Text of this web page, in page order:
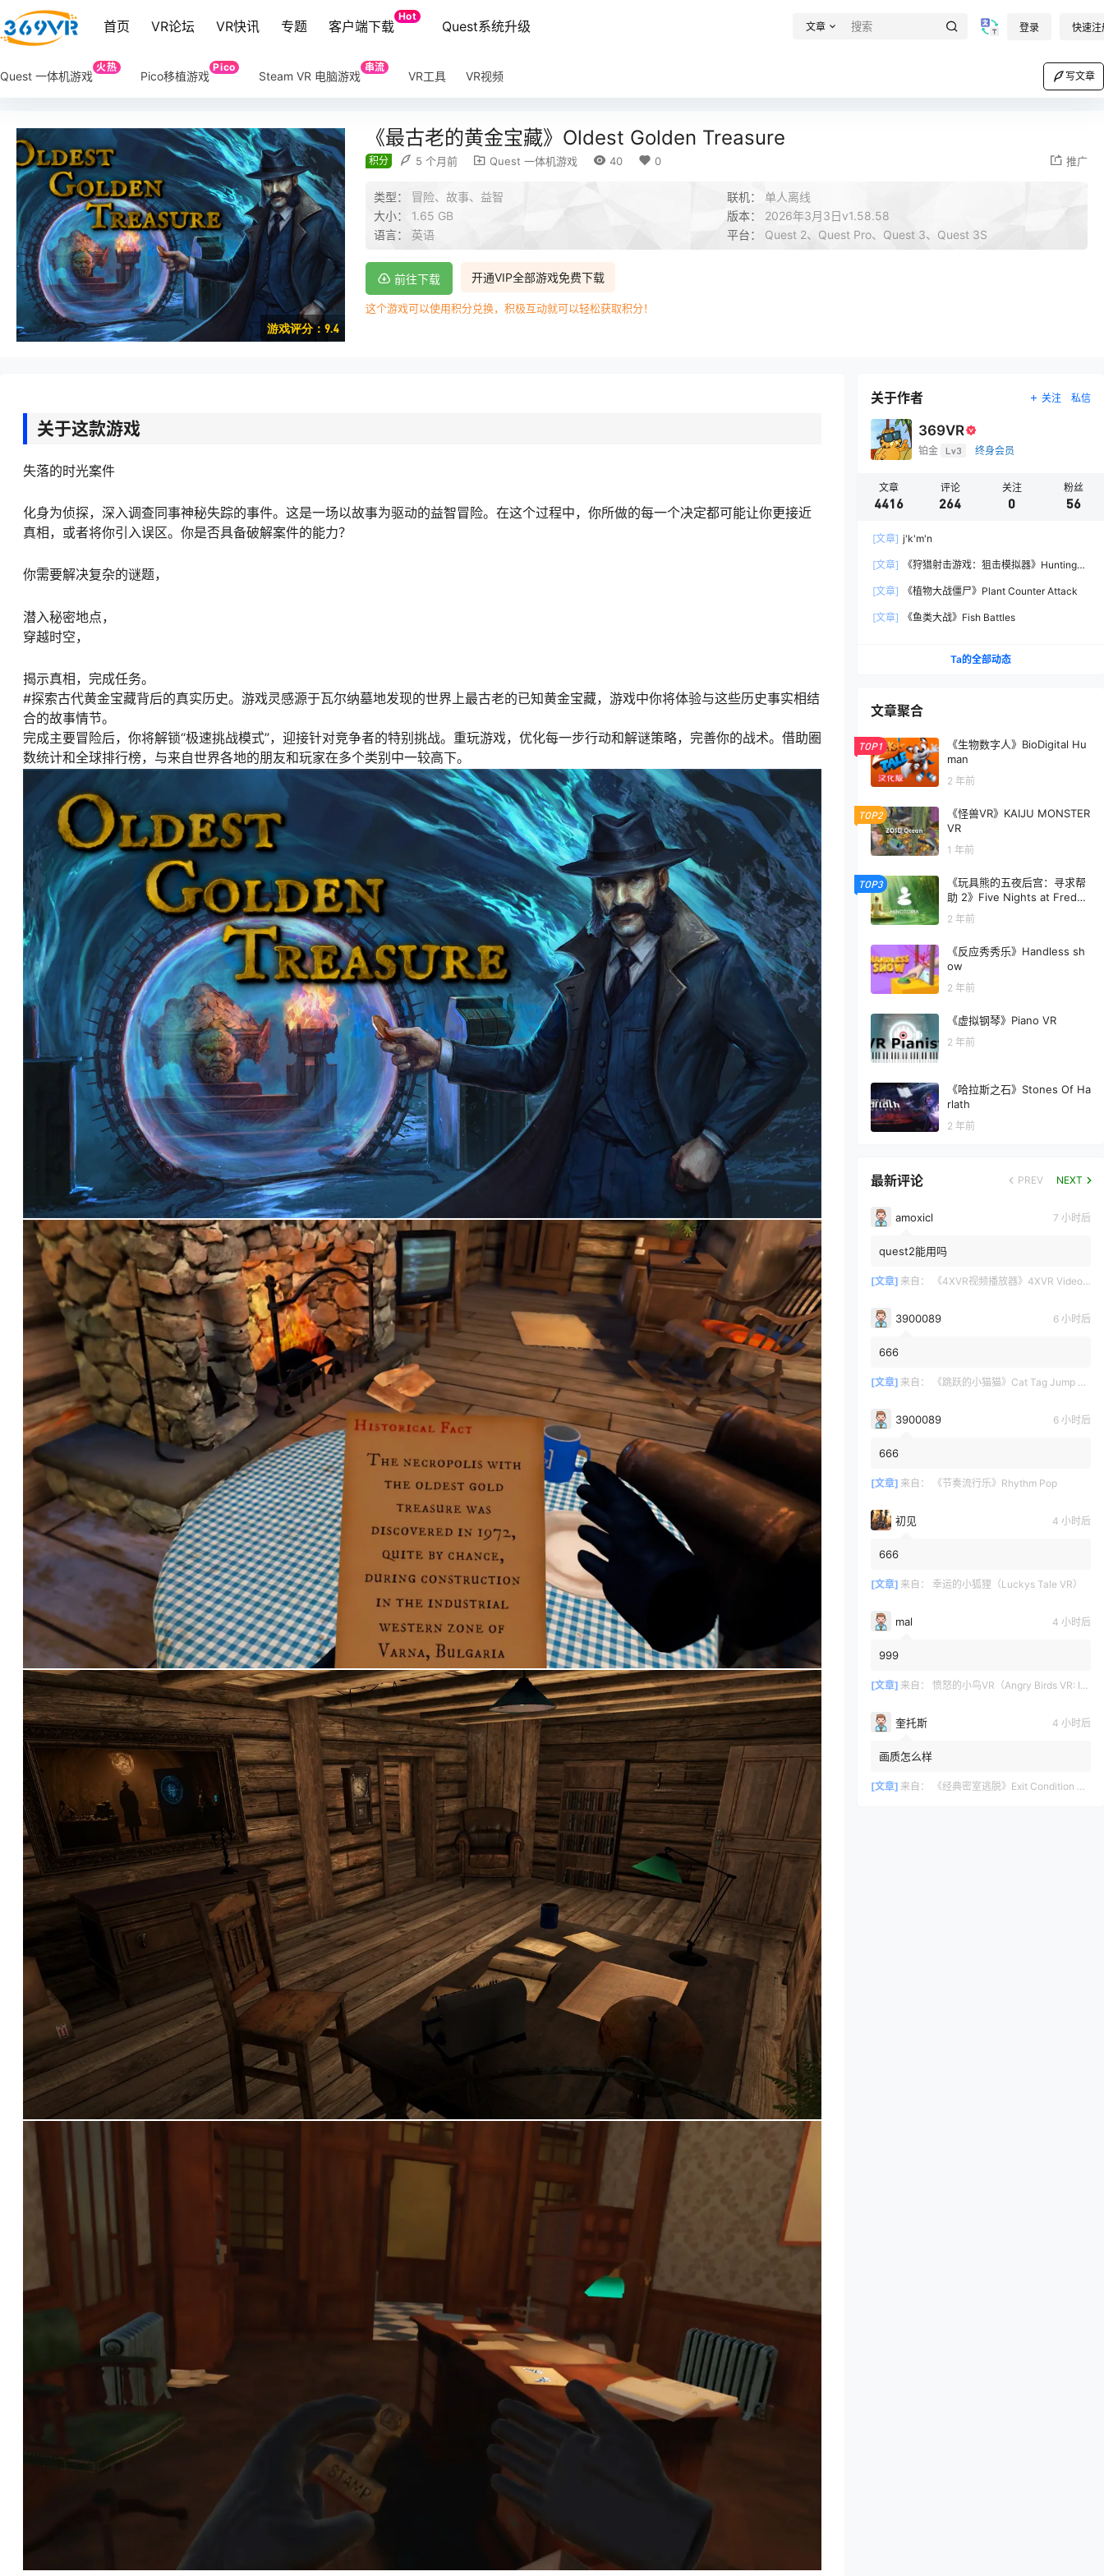
首页 VR论坛 VR快讯 专题 客户端下载
Hot
Quest系统升级 文章 登录 快速注
Quest 一体机游戏
火热
Pico移植游戏
Pico
Steam VR 电脑游戏
串流
VR工具 VR视频 写文章
游戏评分：9.4
《最古老的黄金宝藏》Oldest Golden Treasure
积分 5 个月前 Quest 一体机游戏 40 0 推广
类型： 冒险、故事、益智 联机： 单人离线
大小： 1.65 GB 版本： 2026年3月3日v1.58.58
语言： 英语 平台： Quest 2、Quest Pro、Quest 3、Quest 3S
开通VIP全部游戏免费下载
前往下载
这个游戏可以使用积分兑换，积极互动就可以轻松获取积分！
关于这款游戏
失落的时光案件
化身为侦探，深入调查同事神秘失踪的事件。这是一场以故事为驱动的益智冒险。在这个过程中，你所做的每一个决定都可能让你更接近
真相，或者将你引入误区。你是否具备破解案件的能力？
你需要解决复杂的谜题，
潜入秘密地点，
穿越时空，
揭示真相，完成任务。
#探索古代黄金宝藏背后的真实历史。游戏灵感源于瓦尔纳墓地发现的世界上最古老的已知黄金宝藏，游戏中你将体验与这些历史事实相结
合的故事情节。
完成主要冒险后，你将解锁“极速挑战模式”，迎接针对竞争者的特别挑战。重玩游戏，优化每一步行动和解谜策略，完善你的战术。借助圈
数统计和全球排行榜，与来自世界各地的朋友和玩家在多个类别中一较高下。
关于作者 关注 私信
369VR
铂金 Lv3 终身会员
文章
4416
评论
264
关注
0
粉丝
56
[文章] j'k'm'n
[文章]
《狩猎射击游戏：狙击模拟器》Hunting
[文章]
《植物大战僵尸》Plant Counter Attack
[文章] 《鱼类大战》Fish Battles
Ta的全部动态
文章聚合
TOP1
《生物数字人》BioDigital Hu
man
2 年前
TOP2
《怪兽VR》KAIJU MONSTER
VR
1 年前
TOP3
《玩具熊的五夜后宫：寻求帮
助 2》Five Nights at Freddy
s: Help Wanted 2
2 年前
《反应秀秀乐》Handless sh
ow
2 年前
《虚拟钢琴》Piano VR
2 年前
《哈拉斯之石》Stones Of Ha
rlath
2 年前
最新评论 PREV NEXT
amoxicl 7 小时后
quest2能用吗
[文章] 来自： 《4XVR视频播放器》4XVR Video Player
3900089 6 小时后
666
[文章] 来自： 《跳跃的小猫猫》Cat Tag Jump Only UP
3900089 6 小时后
666
[文章] 来自： 《节奏流行乐》Rhythm Pop
初见 4 小时后
666
[文章] 来自： 幸运的小狐狸（Luckys Tale VR）
mal 4 小时后
999
[文章] 来自： 愤怒的小鸟VR（Angry Birds VR: Isle of Pigs）
奎托斯 4 小时后
画质怎么样
[文章] 来自： 《经典密室逃脱》Exit Condition One